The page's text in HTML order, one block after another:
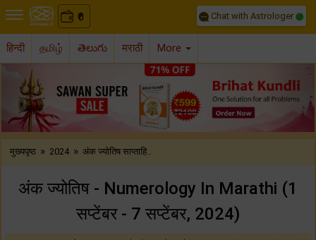
₹
0 Chat with Astrologer
हिन्दी தமிழ் తెలుగు मराठी More
Previous
मुख्यपृष्ठ » 2024 » अंक ज्योतिष साप्ताहि..
अंक ज्योतिष - Numerology In Marathi (1
सप्टेंबर - 7 सप्टेंबर, 2024)